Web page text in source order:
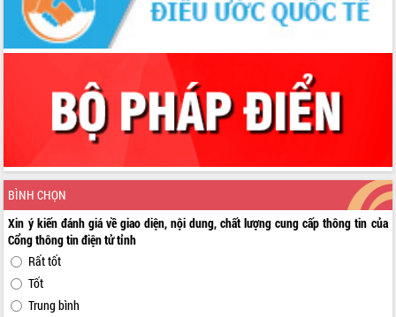
BÌNH CHỌN
Xin ý kiến đánh giá về giao diện, nội dung, chất lượng cung cấp thông tin của
Cổng thông tin điện tử tỉnh
Rất tốt
Tốt
Trung bình